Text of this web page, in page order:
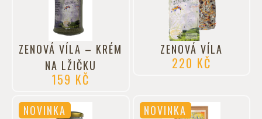
ZENOVÁ VÍLA – KRÉM
NA LŽIČKU
159 KČ
ZENOVÁ VÍLA
220 KČ
NOVINKA NOVINKA